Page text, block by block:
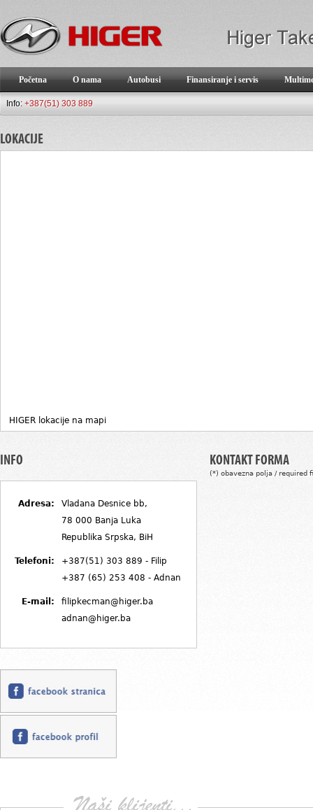
Početna O nama Autobusi Finansiranje i servis
Info: +387(51) 303 889
LOKACIJE
HIGER lokacije na mapi
INFO
Adresa:
Vladana Desnice bb,
78 000 Banja Luka
Republika Srpska, BiH
Telefoni:
+387(51) 303 889 - Filip
+387 (65) 253 408 - Adnan
E-mail:
filipkecman@higer.ba
adnan@higer.ba
KONTAKT FORMA
(*) obavezna polja / required